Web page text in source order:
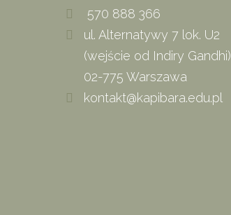
570 888 366
ul. Alternatywy 7 lok. U2
(wejście od Indiry Gandhi)
02-775 Warszawa
kontakt@kapibara.edu.pl